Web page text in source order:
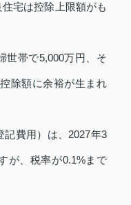
宅は控除上限額がも
世帯で5,000万円、そ
除額に余裕が生まれ
費用）は、2027年3
が、税率が0.1%まで